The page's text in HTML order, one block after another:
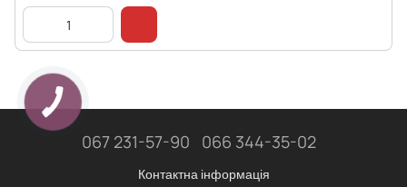
067 231-57-90 066 344-35-02
Контактна інформація